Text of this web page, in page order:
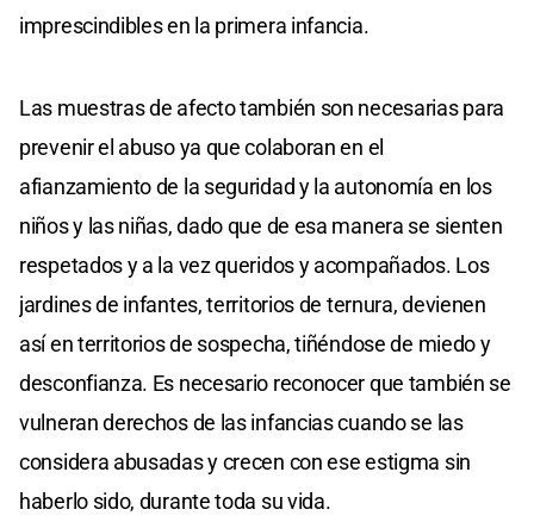
imprescindibles en la primera infancia.
Las muestras de afecto también son necesarias para
prevenir el abuso ya que colaboran en el
afianzamiento de la seguridad y la autonomía en los
niños y las niñas, dado que de esa manera se sienten
respetados y a la vez queridos y acompañados. Los
jardines de infantes, territorios de ternura, devienen
así en territorios de sospecha, tiñéndose de miedo y
desconfianza. Es necesario reconocer que también se
vulneran derechos de las infancias cuando se las
considera abusadas y crecen con ese estigma sin
haberlo sido, durante toda su vida.